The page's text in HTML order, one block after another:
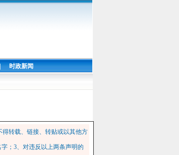
时政新闻
转载、链接、转贴或以其他方
；3、对违反以上两条声明的